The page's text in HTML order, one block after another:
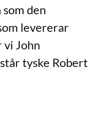
den
levererar
vi John
tyske Robert